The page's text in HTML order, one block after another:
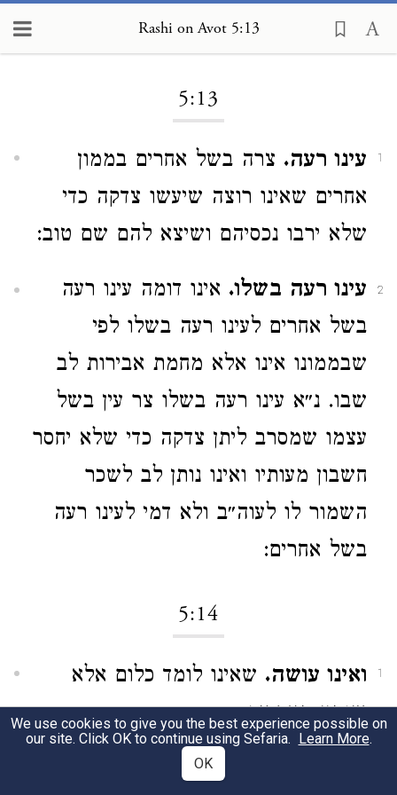
Rashi on Avot 5:13
5:13
1 עינו רעה. צרה בשל אחרים בממון
אחרים שאינו רוצה שיעשו צדקה כדי
שלא ירבו נכסיהם ושיצא להם שם טוב:
2 עינו רעה בשלו. אינו דומה עינו רעה
בשל אחרים לעינו רעה בשלו לפי
שבממונו אינו אלא מחמת אבירות לב
שבו. נ״א עינו רעה בשלו צר עין בשל
עצמו שמסרב ליתן צדקה כדי שלא יחסר
חשבון מעותיו ואינו נותן לב לשכר
השמור לו לעוה״ב ולא דמי לעינו רעה
בשל אחרים:
5:14
1 ואינו עושה. שאינו לומד כלום אלא
שומע מאחרים:
עושה ואינו הולך. שלומד בביתו:
We use cookies to give you the best experience possible on
our site. Click OK to continue using Sefaria. Learn More.
OK